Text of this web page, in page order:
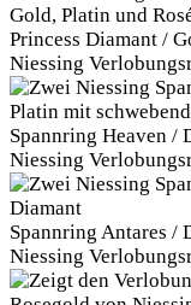
Princess Diamant /
Niessing
Spannring Heaven /
Niessing
Spannring Antares /
Niessing